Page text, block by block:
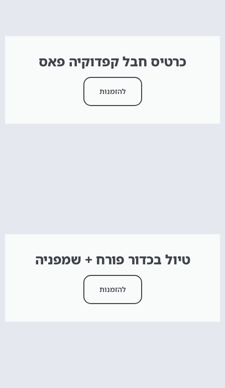
כרטיס חבל קפדוקיה פאס
להזמנות
טיול בכדור פורח + שמפניה
להזמנות